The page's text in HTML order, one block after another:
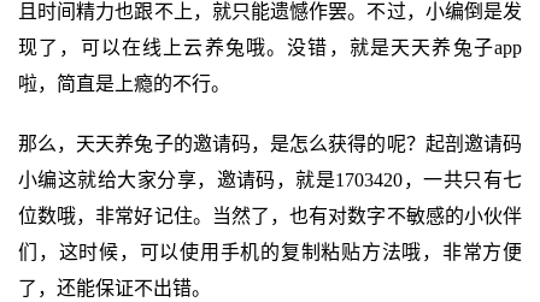
且时间精力也跟不上，就只能遗憾作罢。不过，小编倒是发
现了，可以在线上云养兔哦。没错，就是天天养兔子app
啦，简直是上瘾的不行。
那么，天天养兔子的邀请码，是怎么获得的呢？起剖邀请码
小编这就给大家分享，邀请码，就是1703420，一共只有七
位数哦，非常好记住。当然了，也有对数字不敏感的小伙伴
们，这时候，可以使用手机的复制粘贴方法哦，非常方便
了，还能保证不出错。